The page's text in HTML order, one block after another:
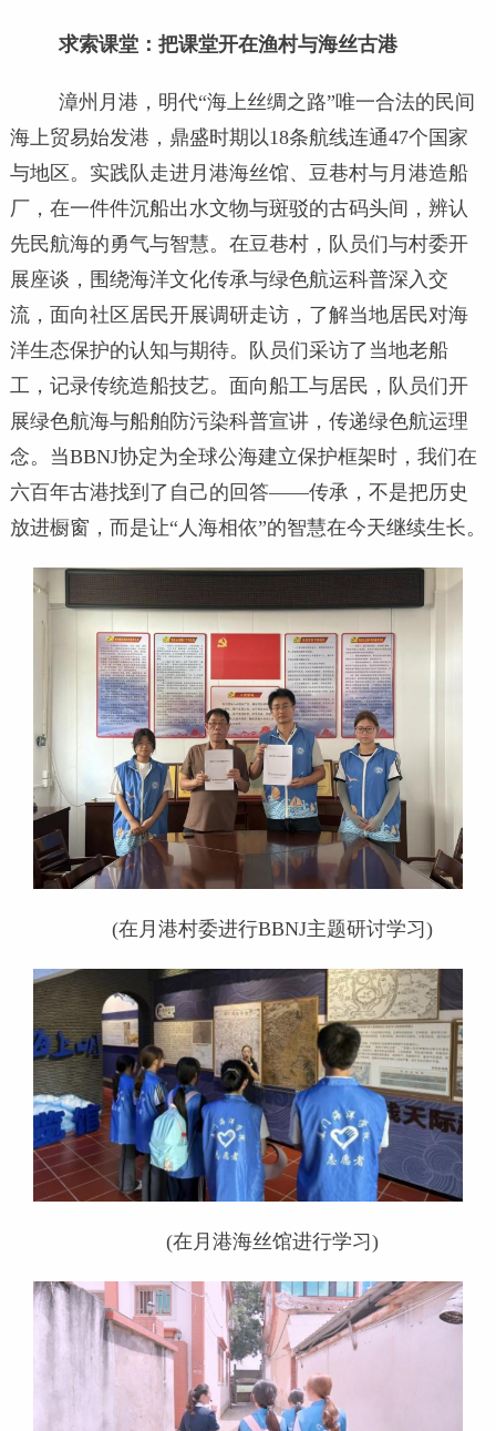
求索课堂：把课堂开在渔村与海丝古港
漳州月港，明代“海上丝绸之路”唯一合法的民间
海上贸易始发港，鼎盛时期以18条航线连通47个国家
与地区。实践队走进月港海丝馆、豆巷村与月港造船
厂，在一件件沉船出水文物与斑驳的古码头间，辨认
先民航海的勇气与智慧。在豆巷村，队员们与村委开
展座谈，围绕海洋文化传承与绿色航运科普深入交
流，面向社区居民开展调研走访，了解当地居民对海
洋生态保护的认知与期待。队员们采访了当地老船
工，记录传统造船技艺。面向船工与居民，队员们开
展绿色航海与船舶防污染科普宣讲，传递绿色航运理
念。当BBNJ协定为全球公海建立保护框架时，我们在
六百年古港找到了自己的回答——传承，不是把历史
放进橱窗，而是让“人海相依”的智慧在今天继续生长。
(在月港村委进行BBNJ主题研讨学习)
(在月港海丝馆进行学习)